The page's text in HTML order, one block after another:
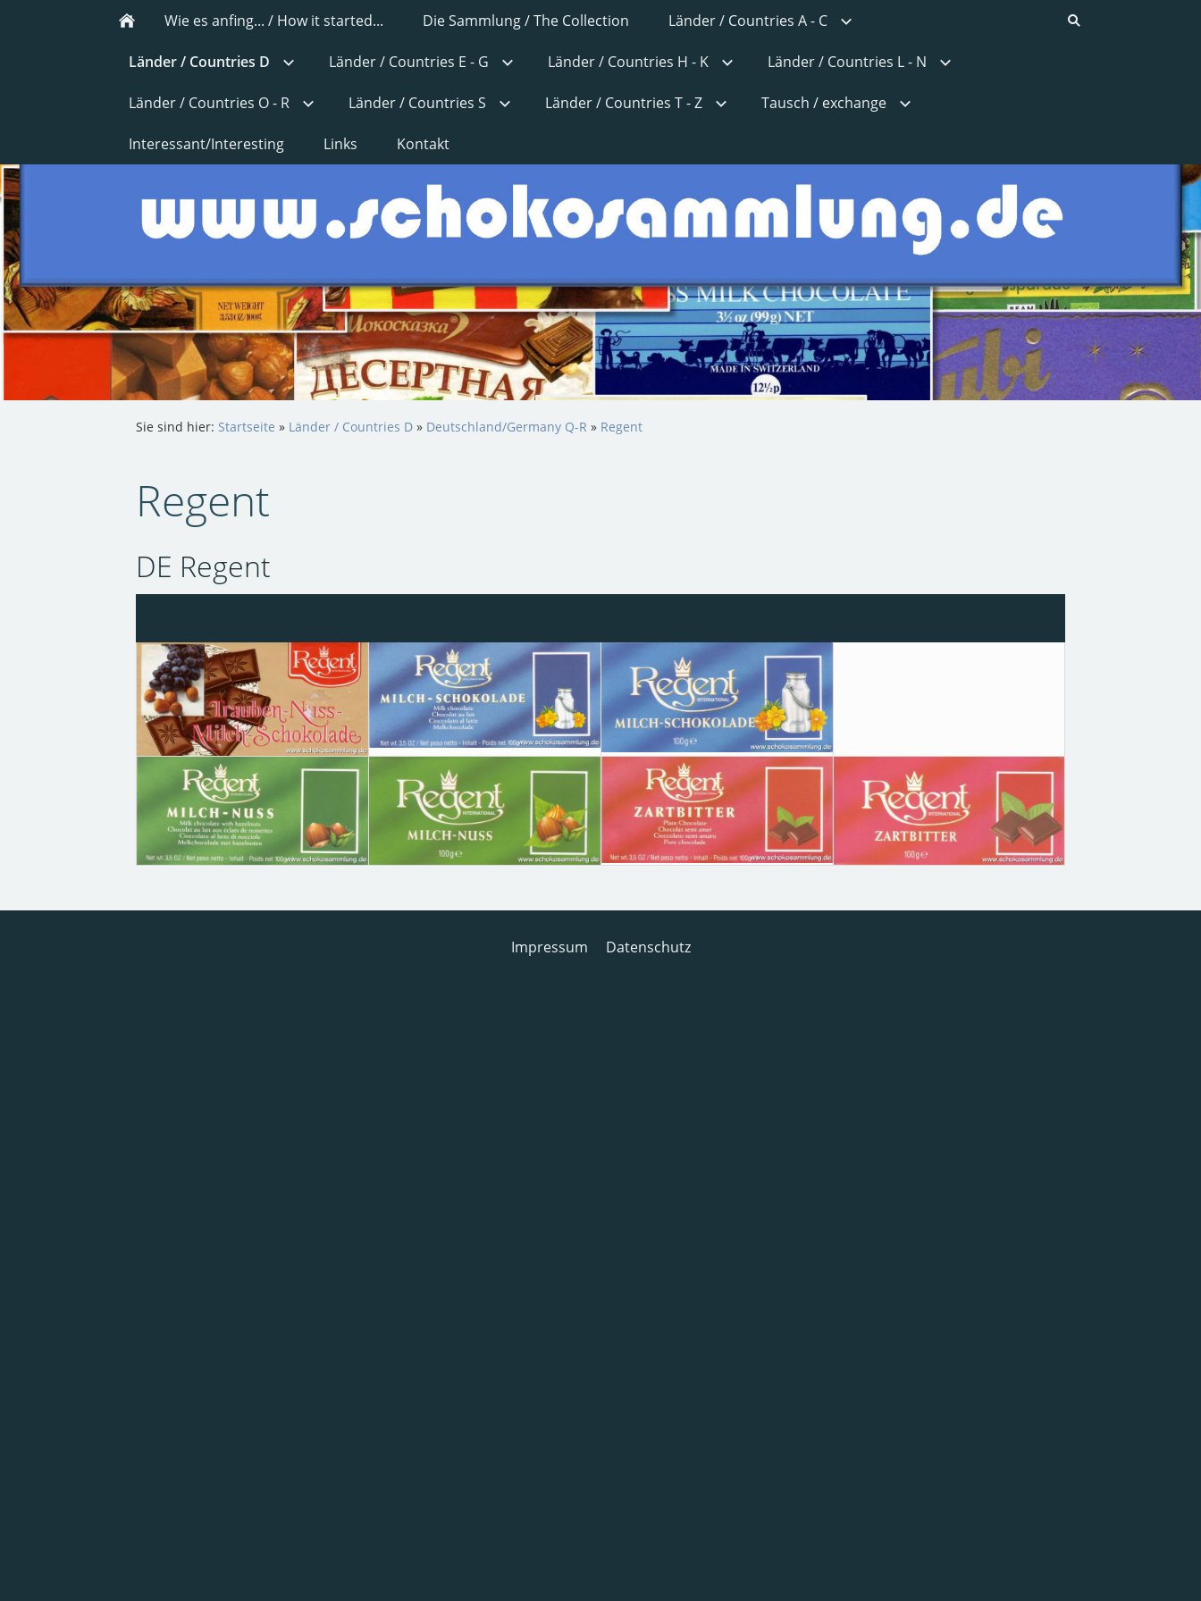
Wie es anfing... / How it started... Die Sammlung / The Collection Länder / Countries A - C
Länder / Countries D Länder / Countries E - G Länder / Countries H - K Länder / Countries L - N
Länder / Countries O - R Länder / Countries S Länder / Countries T - Z Tausch / exchange
Interessant/Interesting Links Kontakt
Sie sind hier: Startseite » Länder / Countries D » Deutschland/Germany Q-R » Regent
Regent
DE Regent
Impressum Datenschutz